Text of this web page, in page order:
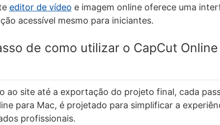
editor de vídeo e imagem online oferece uma
acessível mesmo para iniciantes.
de como utilizar o CapCut
ao site até a exportação do projeto final, cada
para Mac, é projetado para simplificar a
profissionais.